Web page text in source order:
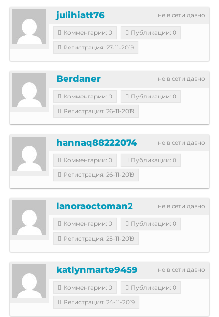
не в сети давно
julihiatt76
Комментарии: 0
Публикации: 0
Регистрация: 27-11-2019
не в сети давно
Berdaner
Комментарии: 0
Публикации: 0
Регистрация: 26-11-2019
не в сети давно
hannaq88222074
Комментарии: 0
Публикации: 0
Регистрация: 26-11-2019
не в сети давно
lanoraoctoman2
Комментарии: 0
Публикации: 0
Регистрация: 25-11-2019
не в сети давно
katlynmarte9459
Комментарии: 0
Публикации: 0
Регистрация: 24-11-2019